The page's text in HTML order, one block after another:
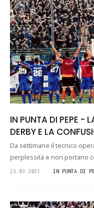
IN PUNTA DI PEPE -
DERBY E LA
Da settimane il tecnico
perplessità e non portano
23.03.2021 IN PUNTA DI